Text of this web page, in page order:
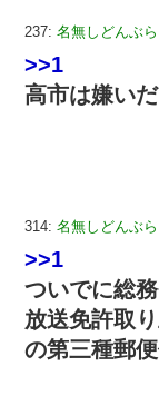
237: 名無しどんぶら
>>1
高市は嫌い
314: 名無しどんぶら
>>1
ついでに総
放送免許取
の第三種郵